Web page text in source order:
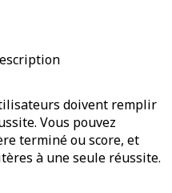
doivent remplir
Vous pouvez
terminéouscore, et
à une seule réussite.